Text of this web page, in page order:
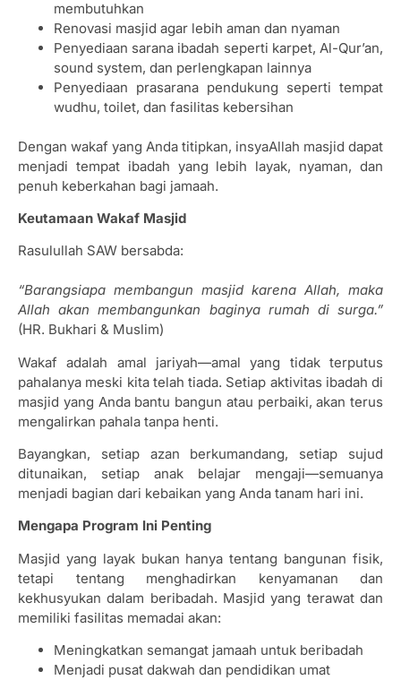
membutuhkan
Renovasi masjid agar lebih aman dan nyaman
Penyediaan sarana ibadah seperti karpet, Al-Qur’an,
sound system, dan perlengkapan lainnya
Penyediaan prasarana pendukung seperti tempat
wudhu, toilet, dan fasilitas kebersihan
Dengan wakaf yang Anda titipkan, insyaAllah masjid dapat
menjadi tempat ibadah yang lebih layak, nyaman, dan
penuh keberkahan bagi jamaah.
Keutamaan Wakaf Masjid
Rasulullah SAW bersabda:
“Barangsiapa membangun masjid karena Allah, maka
Allah akan membangunkan baginya rumah di surga.”
(HR. Bukhari & Muslim)
Wakaf adalah amal jariyah—amal yang tidak terputus
pahalanya meski kita telah tiada. Setiap aktivitas ibadah di
masjid yang Anda bantu bangun atau perbaiki, akan terus
mengalirkan pahala tanpa henti.
Bayangkan, setiap azan berkumandang, setiap sujud
ditunaikan, setiap anak belajar mengaji—semuanya
menjadi bagian dari kebaikan yang Anda tanam hari ini.
Mengapa Program Ini Penting
Masjid yang layak bukan hanya tentang bangunan fisik,
tetapi tentang menghadirkan kenyamanan dan
kekhusyukan dalam beribadah. Masjid yang terawat dan
memiliki fasilitas memadai akan:
Meningkatkan semangat jamaah untuk beribadah
Menjadi pusat dakwah dan pendidikan umat